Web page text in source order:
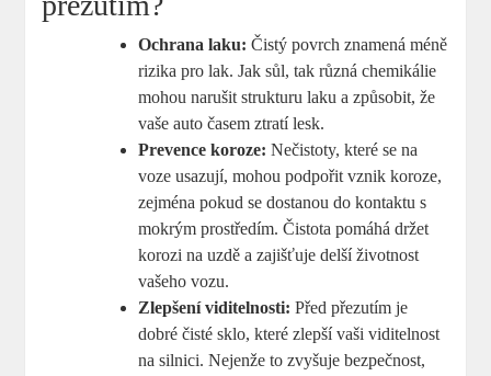
Ochrana laku: Čistý povrch znamená méně
rizika pro lak. Jak sůl, tak různá chemikálie
mohou narušit strukturu laku a způsobit, že
vaše auto časem ztratí lesk.
Prevence koroze: Nečistoty, které se na
voze usazují, mohou podpořit vznik koroze,
zejména pokud se dostanou do kontaktu s
mokrým prostředím. Čistota pomáhá držet
korozi na uzdě a zajišťuje delší životnost
vašeho vozu.
Zlepšení viditelnosti: Před přezutím je
dobré čisté sklo, které zlepší vaši viditelnost
na silnici. Nejenže to zvyšuje bezpečnost,